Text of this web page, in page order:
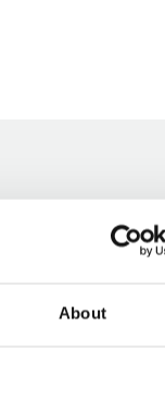
About